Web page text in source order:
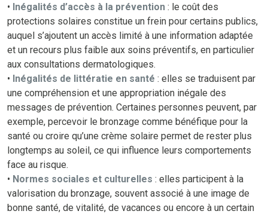
• Inégalités d’accès à la prévention : le coût des
protections solaires constitue un frein pour certains publics,
auquel s’ajoutent un accès limité à une information adaptée
et un recours plus faible aux soins préventifs, en particulier
aux consultations dermatologiques.
• Inégalités de littératie en santé : elles se traduisent par
une compréhension et une appropriation inégale des
messages de prévention. Certaines personnes peuvent, par
exemple, percevoir le bronzage comme bénéfique pour la
santé ou croire qu’une crème solaire permet de rester plus
longtemps au soleil, ce qui influence leurs comportements
face au risque.
• Normes sociales et culturelles : elles participent à la
valorisation du bronzage, souvent associé à une image de
bonne santé, de vitalité, de vacances ou encore à un certain